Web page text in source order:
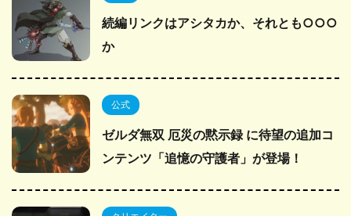
続編リンクはアシタカか、それとも○○○
か
公式
ゼルダ無双 厄災の黙示録 に待望の追加コ
ンテンツ「追憶の守護者」が登場！